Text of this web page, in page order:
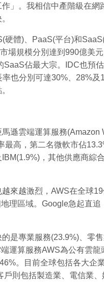
」。我相信中產階級在網
體)、PaaS(平台)和
場規模分別達到990億美
SaaS佔最大宗。IDC也預
也分別可達30%、28%及
遜雲端運算服務(Amazon
最高，第二名微軟市佔
，其他供應商綜
來越激烈，AWS在全球19
理區域。Google急起直追
是專業服務(23.9%)、零
運算服務AWS為公有雲龍
。目前全球包括各大企
則包括製造業、電信業、